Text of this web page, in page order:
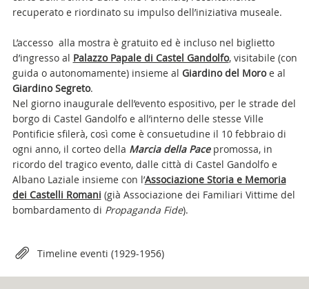
recuperato e riordinato su impulso dell’iniziativa museale.
L’accesso alla mostra è gratuito ed è incluso nel biglietto
d’ingresso al Palazzo Papale di Castel Gandolfo, visitabile (con
guida o autonomamente) insieme al Giardino del Moroe al
Giardino Segreto.
Nel giorno inaugurale dell’evento espositivo, per le strade del
borgo di Castel Gandolfo e all’interno delle stesse Ville
Pontificie sfilerà, così come è consuetudine il 10 febbraio di
ogni anno, il corteo della Marcia della Pace promossa, in
ricordo del tragico evento, dalle città di Castel Gandolfo e
Albano Laziale insieme con l’Associazione Storia e Memoria
dei Castelli Romani (già Associazione dei Familiari Vittime del
bombardamento di Propaganda Fide).
Attachments
Timeline eventi (1929-1956)